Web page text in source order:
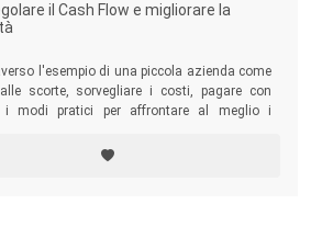
il Cash Flow e migliorare la
l'esempio di una piccola azienda come
scorte, sorvegliare i costi, pagare con
i modi pratici per affrontare al meglio i